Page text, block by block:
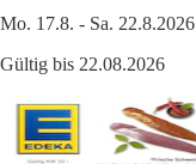
Mo. 17.8. - Sa. 22.8.2026
Gültig bis 22.08.2026